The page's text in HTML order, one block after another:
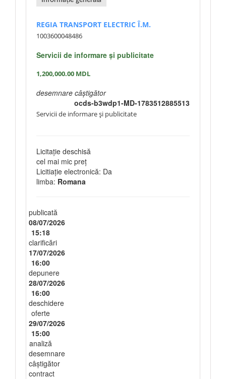
REGIA TRANSPORT ELECTRIC Î.M.
1003600048486
Servicii de informare și publicitate
1,200,000.00 MDL
desemnare câștigător
ocds-b3wdp1-MD-1783512885513
Servicii de informare și publicitate
Licitație deschisă
cel mai mic preț
Licitiație electronică: Da
limba: Romana
publicată
08/07/2026
15:18
clarificări
17/07/2026
16:00
depunere
28/07/2026
16:00
deschidere
oferte
29/07/2026
15:00
analiză
desemnare
câștigător
contract